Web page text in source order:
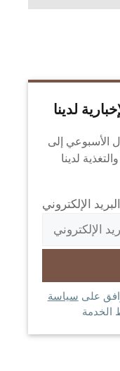
لدينا
الأسبوعي إلى
الإلكتروني
على سياسة